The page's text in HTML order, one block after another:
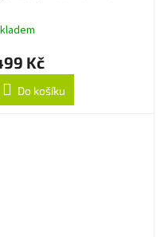
Kč
Do košíku